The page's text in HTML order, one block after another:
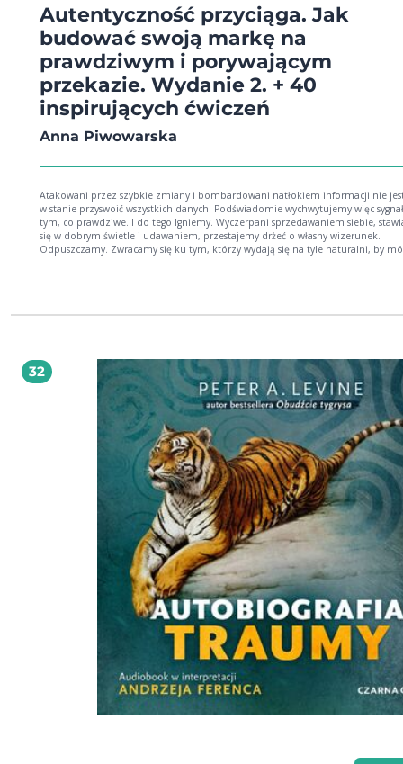
Autentyczność przyciąga. Jak
budować swoją markę na
prawdziwym i porywającym
przekazie. Wydanie 2. + 40
inspirujących ćwiczeń
Anna Piwowarska
Atakowani przez szybkie zmiany i bombardowani natłokiem informacji nie
w stanie przyswoić wszystkich danych. Podświadomie wychwytujemy więc
tym, co prawdziwe. I do tego lgniemy. Wyczerpani sprzedawaniem siebie,
się w dobrym świetle i udawaniem, przestajemy drżeć o własny wizerunek.
Odpuszczamy. Zwracamy się ku tym, którzy wydają się na tyle naturalni, by
bestsellerów i wzbudziła zainteresowanie mediów. Ale przede wszystkim
przekazie to wciąż rewolucja w podejściu do biznesu! Autentyczność w biznesie
pozwala Ci być sobą w tym, co robisz. Wyróżnia Ciebie i Twoje usługi. Sprawia,
Twoja marka staje się nie do podrobienia. Dzięki temu możesz docierać do
właściwych osób - Twoich idealnych klientów. Bo autentyczność ma moc przyciągania!
Masz przed sobą praktyczny przewodnik zawierający mnóstwo ćwiczeń oraz
które warto sobie postawić. Książka pokazuje też przykłady osób, które zaczęły
budować swoją działalność na szczerym przekazie - pochodzącym z ich
zgodnym z tym, kim są, w co wierzą i co jest dla nich ważne. Drugie wydanie książki
zostało wzbogacone o 40 inspirujących ćwiczeń. Nowe ćwiczenia - w pięknej oprawie
graficznej - zachęcają do przyglądania się sobie, poznawania i pokazywania
Pomogą Ci wydobyć na zewnątrz to, co jest w Tobie najbardziej wartościowe i
wyjątkowe. Zainspirują do łapania myśli w locie oraz twórczej zabawy. Pracuj z
książką! Notuj swoje pomysły, podkreślaj to, co chcesz zapamiętać, rysuj,
bez obaw. Dzięki temu Twój egzemplarz będzie jedyny i niepowtarzalny - taki
Źródło: https://www.marketingtopodstawa.com Zrozumienie idei autentyczności to
obecnie podstawa działań biznesowych i komunikacyjnych. Dotyczy to w
szczególności firm, które chcą być postrzegane jako innowacyjne. To ich
pracownikom, menedżerom i właścicielom poleciłabym tę książkę w pierwszej
komunikacji marketingowej Trzy lata temu książkę Ani czytało się jak opowieść o
trendzie. Na szczęście dziś autentyczność to nie tylko biznesowa konieczność,
coraz częściej także codzienność dużych i małych organizacji. A książka Ani to
świetny przewodnik, jak się odnaleźć w takiej rzeczywistości. Marzena Tajchman,
konsultantka komunikacji wewnętrznej, www.czesciwspolne.pl Czuję się osobiście
związana z książką Autentyczność przyciąga. Dlaczego? Bo to Ania
jak ważne jest autentyczne pisanie. Nie ma co ukrywać - Ania jest jedną z
chrzestnych Pani Swojego Czasu. Ola Budzyńska, Pani Swojego Czasu,
32